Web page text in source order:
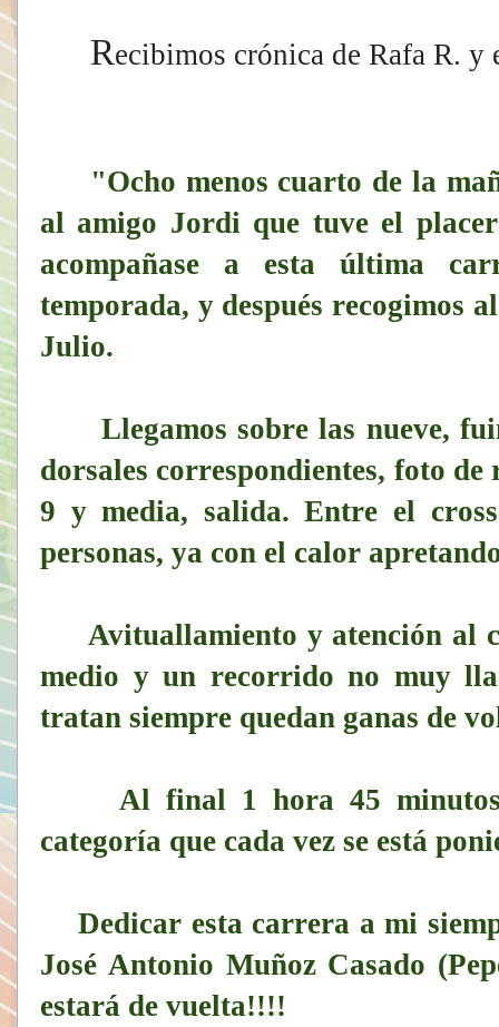
Recibimos crónica de Rafa R. y
"Ocho menos cuarto de la
al amigo Jordi que tuve el
acompañase a esta última
temporada, y después recogimos
Julio.
Llegamos sobre las nueve,
dorsales correspondientes, foto
9 y media, salida. Entre el
personas, ya con el calor
Avituallamiento y atención al
medio y un recorrido no muy
tratan siempre quedan ganas de
Al final 1 hora 45 minutos,
categoría que cada vez se está
Dedicar esta carrera a mi
José Antonio Muñoz Casado
estará de vuelta!!!!